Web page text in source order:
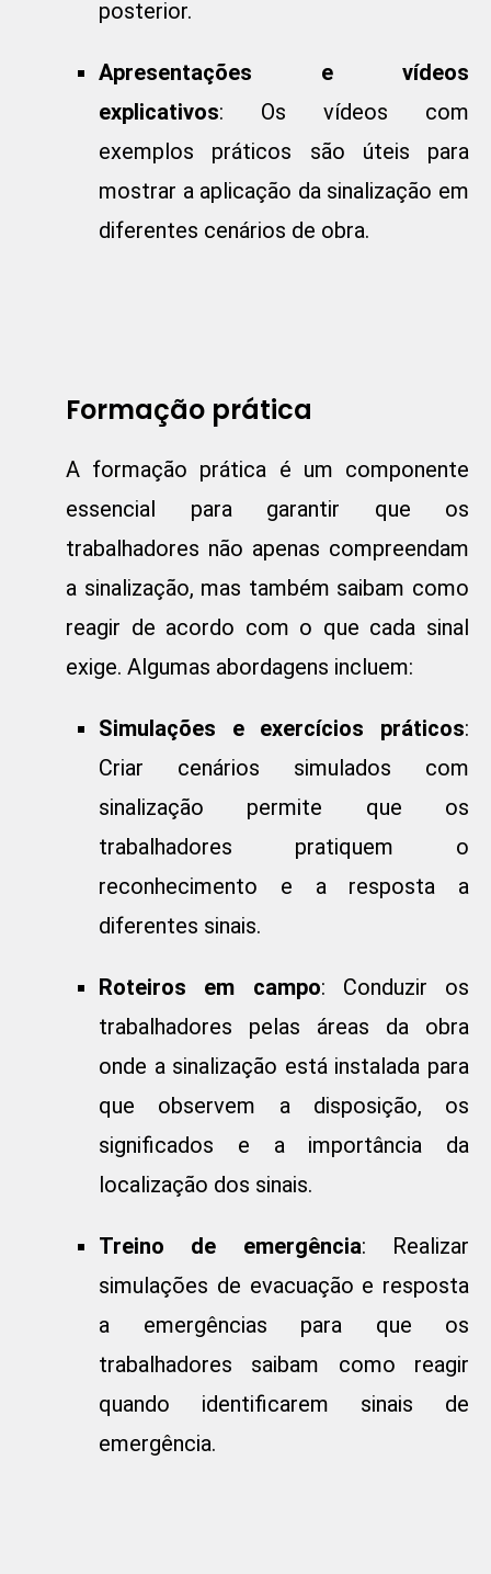
posterior.
Apresentações e vídeos
explicativos: Os vídeos com
exemplos práticos são úteis para
mostrar a aplicação da sinalização em
diferentes cenários de obra.
Formação prática
A formação prática é um componente
essencial para garantir que os
trabalhadores não apenas compreendam
a sinalização, mas também saibam como
reagir de acordo com o que cada sinal
exige. Algumas abordagens incluem:
Simulações e exercícios práticos:
Criar cenários simulados com
sinalização permite que os
trabalhadores pratiquem o
reconhecimento e a resposta a
diferentes sinais.
Roteiros em campo: Conduzir os
trabalhadores pelas áreas da obra
onde a sinalização está instalada para
que observem a disposição, os
significados e a importância da
localização dos sinais.
Treino de emergência: Realizar
simulações de evacuação e resposta
a emergências para que os
trabalhadores saibam como reagir
quando identificarem sinais de
emergência.